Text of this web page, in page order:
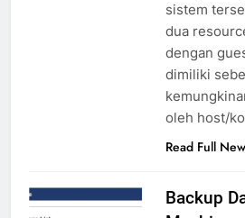
sistem
dua
dengan
dimiliki
oleh host/
Read Full
Backup